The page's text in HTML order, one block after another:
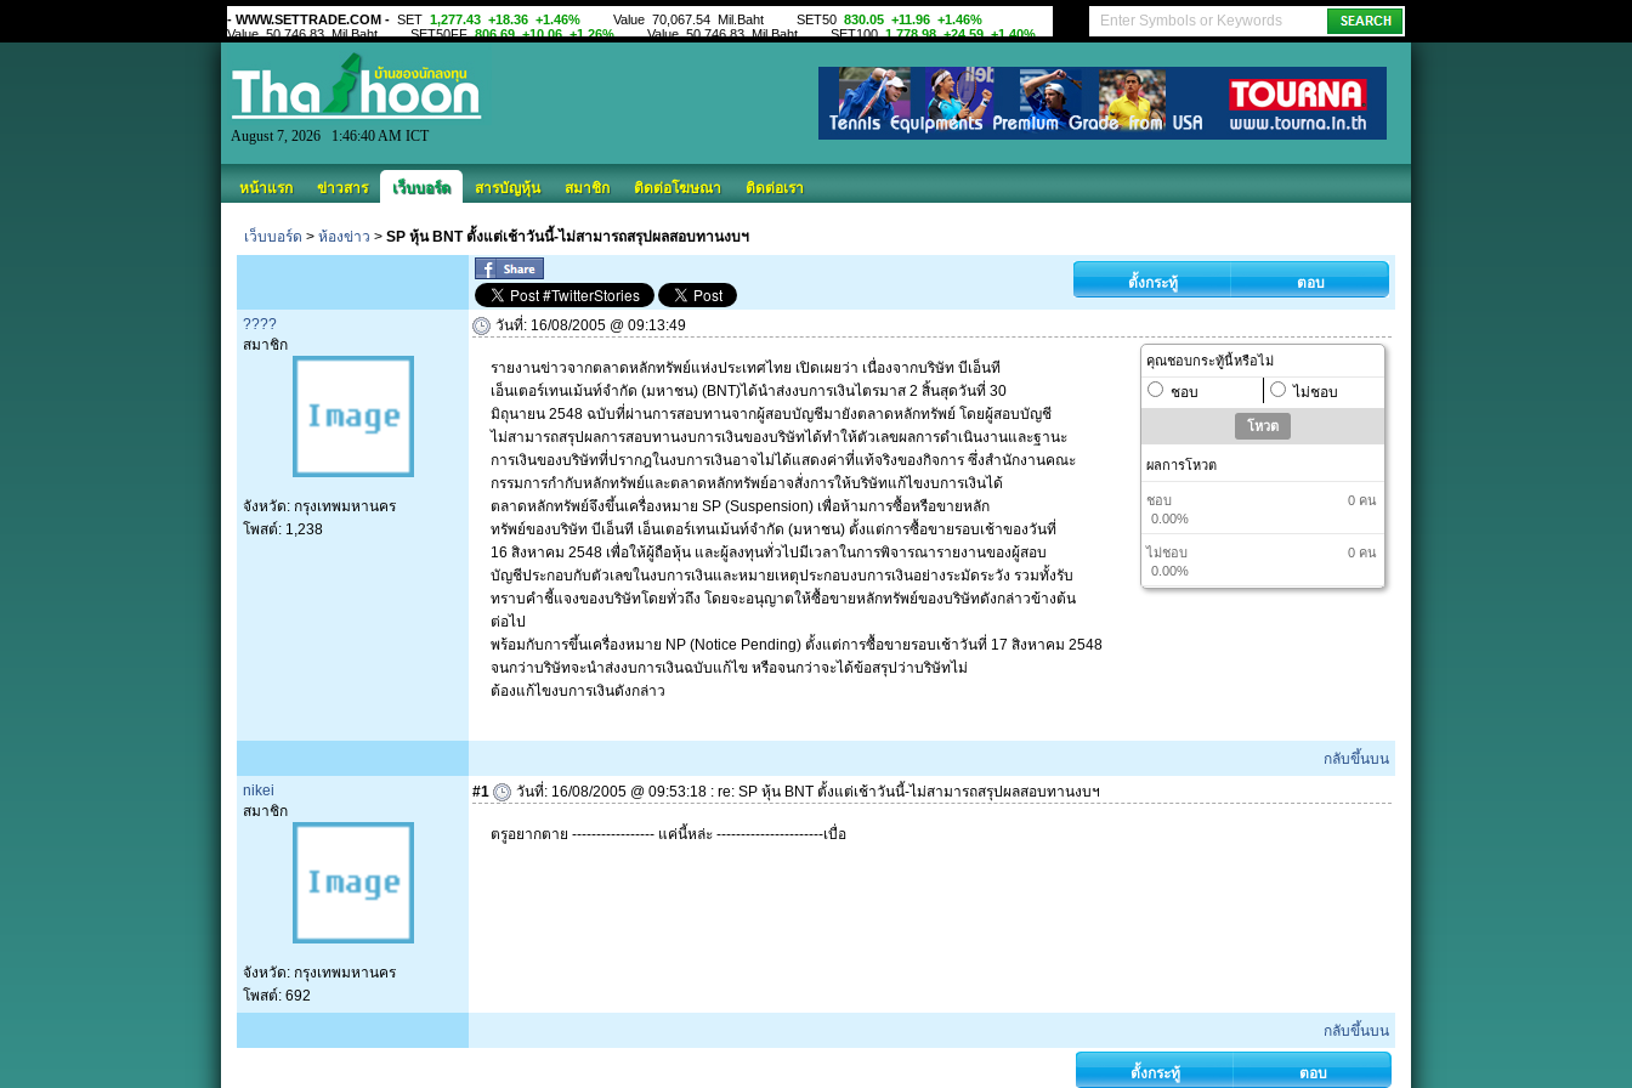
August 7, 2026 1:46:40 AM ICT
หน้าแรก ข่าวสาร เว็บบอร์ด สารบัญหุ้น สมาชิก ติดต่อโฆษณา ติดต่อเรา
เว็บบอร์ด > ห้องข่าว > SP หุ้น BNT ตั้งแต่เช้าวันนี้-ไม่สามารถสรุปผลสอบทานงบฯ
ตั้งกระทู้ ตอบ
????
สมาชิก
จังหวัด: กรุงเทพมหานคร
โพสต์: 1,238
วันที่: 16/08/2005 @ 09:13:49
คุณชอบกระทู้นี้หรือไม่
ชอบ ไม่ชอบ
ผลการโหวต
ชอบ
0.00%
0 คน
ไม่ชอบ
0.00%
0 คน
รายงานข่าวจากตลาดหลักทรัพย์แห่งประเทศไทย เปิดเผยว่า เนื่องจากบริษัท บีเอ็นที
เอ็นเตอร์เทนเม้นท์จำกัด (มหาชน) (BNT)ได้นำส่งงบการเงินไตรมาส 2 สิ้นสุดวันที่ 30
มิถุนายน 2548 ฉบับที่ผ่านการสอบทานจากผู้สอบบัญชีมายังตลาดหลักทรัพย์ โดยผู้สอบบัญชี
ไม่สามารถสรุปผลการสอบทานงบการเงินของบริษัทได้ทำให้ตัวเลขผลการดำเนินงานและฐานะ
การเงินของบริษัทที่ปรากฎในงบการเงินอาจไม่ได้แสดงค่าที่แท้จริงของกิจการ ซึ่งสำนักงานคณะ
กรรมการกำกับหลักทรัพย์และตลาดหลักทรัพย์อาจสั่งการให้บริษัทแก้ไขงบการเงินได้
ตลาดหลักทรัพย์จึงขึ้นเครื่องหมาย SP (Suspension) เพื่อห้ามการซื้อหรือขายหลัก
ทรัพย์ของบริษัท บีเอ็นที เอ็นเตอร์เทนเม้นท์จำกัด (มหาชน) ตั้งแต่การซื้อขายรอบเช้าของวันที่
16 สิงหาคม 2548 เพื่อให้ผู้ถือหุ้น และผู้ลงทุนทั่วไปมีเวลาในการพิจารณารายงานของผู้สอบ
บัญชีประกอบกับตัวเลขในงบการเงินและหมายเหตุประกอบงบการเงินอย่างระมัดระวัง รวมทั้งรับ
ทราบคำชี้แจงของบริษัทโดยทั่วถึง โดยจะอนุญาตให้ซื้อขายหลักทรัพย์ของบริษัทดังกล่าวข้างต้น
ต่อไป
พร้อมกับการขึ้นเครื่องหมาย NP (Notice Pending) ตั้งแต่การซื้อขายรอบเช้าวันที่ 17 สิงหาคม 2548
จนกว่าบริษัทจะนำส่งงบการเงินฉบับแก้ไข หรือจนกว่าจะได้ข้อสรุปว่าบริษัทไม่
ต้องแก้ไขงบการเงินดังกล่าว
กลับขึ้นบน
nikei
สมาชิก
จังหวัด: กรุงเทพมหานคร
โพสต์: 692
#1 วันที่: 16/08/2005 @ 09:53:18 : re: SP หุ้น BNT ตั้งแต่เช้าวันนี้-ไม่สามารถสรุปผลสอบทานงบฯ
ตรูอยากตาย ----------------- แค่นี้หล่ะ ----------------------เบื่อ
กลับขึ้นบน
ตั้งกระทู้ ตอบ